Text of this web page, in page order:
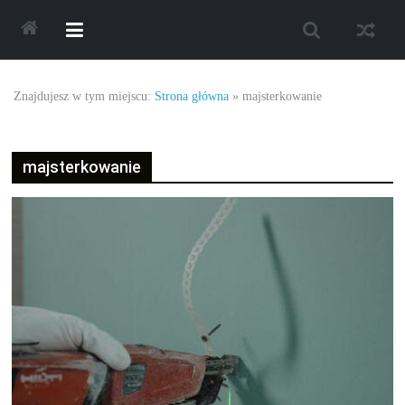
content
Najlepsze
oraz
promocje.
dotyczące
zakupów,
Znajdujesz w tym miejscu: Strona główna »majsterkowanie
majsterkowanie